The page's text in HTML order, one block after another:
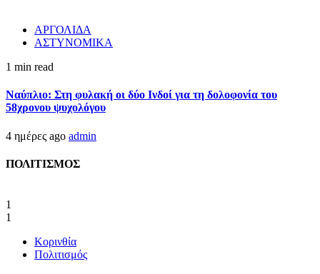
ΑΡΓΟΛΙΔΑ
ΑΣΤΥΝΟΜΙΚΑ
1 min read
Ναύπλιο: Στη φυλακή οι δύο Ινδοί για τη δολοφονία του
58χρονου ψυχολόγου
4 ημέρες ago admin
ΠΟΛΙΤΙΣΜΟΣ
1
1
Κορινθία
Πολιτισμός